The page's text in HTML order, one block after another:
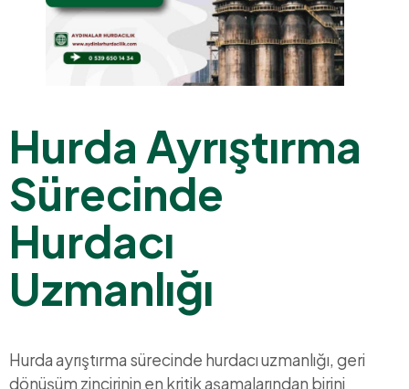
Hurda Ayrıştırma
Sürecinde
Hurdacı
Uzmanlığı
Hurda ayrıştırma sürecinde hurdacı uzmanlığı, geri
dönüşüm zincirinin en kritik aşamalarından birini